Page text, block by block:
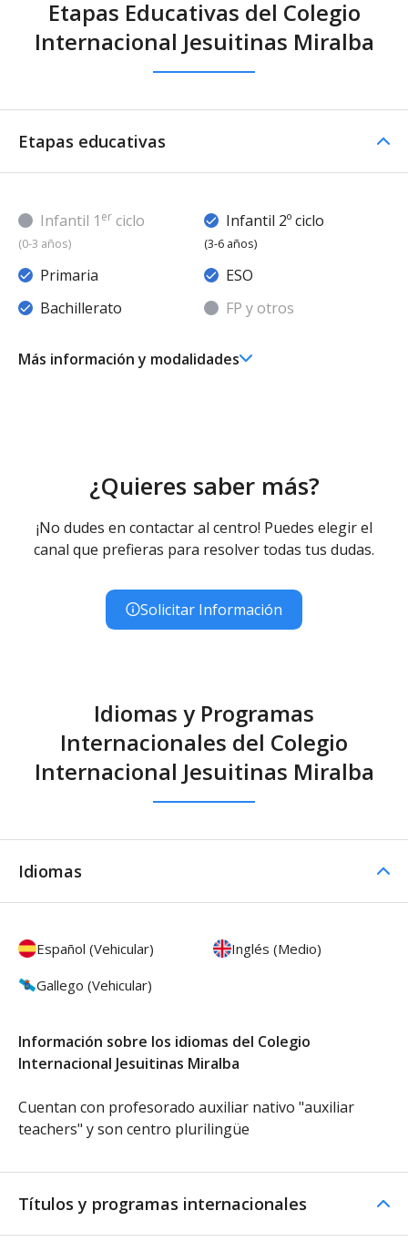
Etapas Educativas del Colegio
Internacional Jesuitinas Miralba
Etapas educativas
Infantil 1 er ciclo
(0-3 años)
Infantil 2º ciclo
(3-6 años)
Primaria
ESO
Bachillerato
FP y otros
Más información y modalidades
Concertado
Educación Secundaria Obligatoria - Diurno (Presencial) -
Concertado
Bachillerato de Artes - Diurno (Presencial)
Bachillerato de Ciencias - Diurno (Presencial)
Bachillerato de Humanidades y Ciencias Sociales -
¿Quieres saber más?
¡No dudes en contactar al centro! Puedes elegir el
canal que prefieras para resolver todas tus dudas.
Solicitar Información
Idiomas y Programas
Internacionales del Colegio
Internacional Jesuitinas Miralba
Idiomas
Español (Vehicular)
Inglés (Medio)
Gallego (Vehicular)
Información sobre los idiomas del Colegio
Internacional Jesuitinas Miralba
Cuentan con profesorado auxiliar nativo "auxiliar
teachers" y son centro plurilingüe
Títulos y programas internacionales